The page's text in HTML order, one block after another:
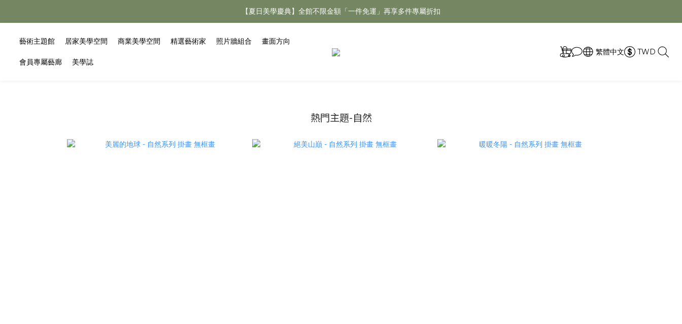
【夏日美學慶典】全館不限金額「一件免運」再享多件專屬折扣
【夏日美學慶典】全館不限金額「一件免運」再享多件專屬折扣
【夏日美學慶典】全館不限金額「一件免運」再享多件專屬折扣
藝術主題館 居家美學空間 商業美學空間 精選藝術家 照片牆組合 畫面方向
會員專屬藝廊 美學誌
繁體中文 TWD
熱門主題-自然